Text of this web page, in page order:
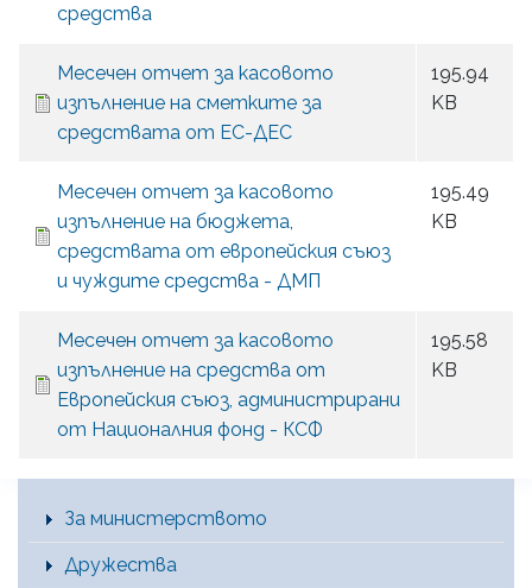
средства
Месечен отчет за касовото
изпълнение на сметките за
средствата от ЕС-ДЕС
195.94
KB
Месечен отчет за касовото
изпълнение на бюджета,
средствата от европейския съюз
и чуждите средства - ДМП
195.49
KB
Месечен отчет за касовото
изпълнение на средства от
Европейския съюз, администрирани
от Националния фонд - КСФ
195.58
KB
Main Menu [BG]
За министерството
Дружества